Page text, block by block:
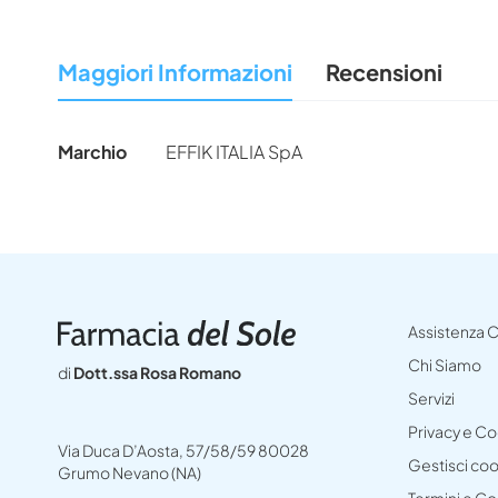
galleria
di
Maggiori Informazioni
Maggiori
Marchio EFFIK ITALIA SpA
Recensioni
di Dott.ssa Rosa Romano
Via Duca D’Aosta, 57/58/59 80028
Grumo Nevano (NA)
Assistenza
Chi Siamo
Servizi
Privacy e
Gestisci